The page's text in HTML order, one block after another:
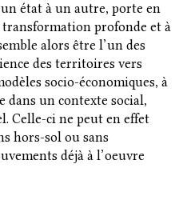
état à un autre, porte en
profonde et à
alors être l’un des
des territoires vers
socio-économiques, à
dans un contexte social,
ci ne peut en effet
hors-sol ou sans
déjà à l’oeuvre